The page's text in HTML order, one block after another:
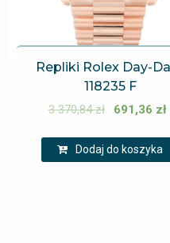
Repliki Rolex Day-
118235 F
3 370,84zł 691,36 zł
Dodaj do koszyka